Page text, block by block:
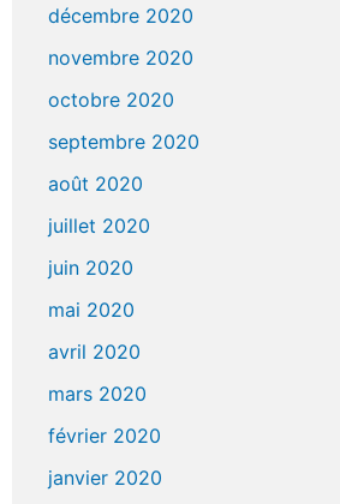
décembre 2020
novembre 2020
octobre 2020
septembre 2020
août 2020
juillet 2020
juin 2020
mai 2020
avril 2020
mars 2020
février 2020
janvier 2020